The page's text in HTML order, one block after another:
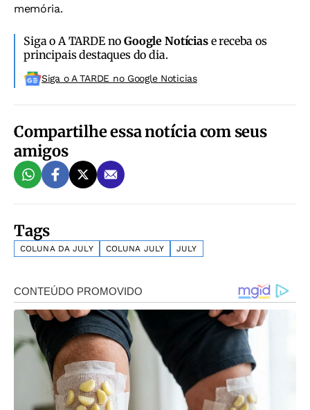
memória.
Siga o A TARDE noGoogle Notíciase receba os
principais destaques do dia.
Siga o A TARDE no Google Noticias
Compartilhe essa notícia com seus
amigos
Tags
COLUNA DA JULY COLUNA JULY JULY